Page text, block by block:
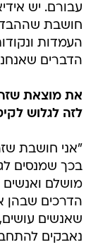
עבורם. יש
חושבת שההבדל
העמדות
הדברים
את מוצאת
לזה לגלוש
"אני חושבת
בכך שמנסים
מושלם
הדרכים שבהן
שאנשים
נאבקים